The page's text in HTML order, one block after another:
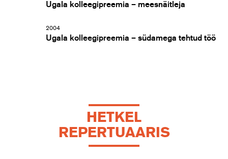
Ugala kolleegipreemia – meesnäitleja
2004
Ugala kolleegipreemia – südamega tehtud töö
HETKEL
REPERTUAARIS